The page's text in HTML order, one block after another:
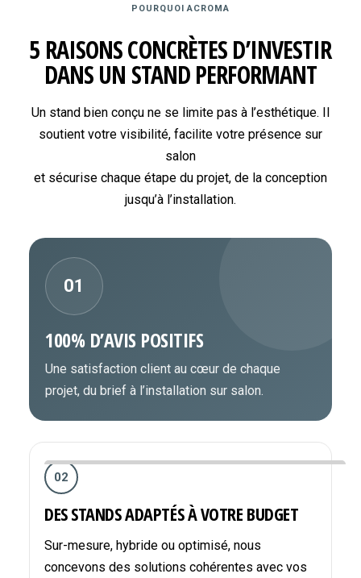
POURQUOI ACROMA
5 RAISONS CONCRÈTES D’INVESTIR
DANS UN STAND PERFORMANT
Un stand bien conçu ne se limite pas à l’esthétique. Il
soutient votre visibilité, facilite votre présence sur
salon
et sécurise chaque étape du projet, de la conception
jusqu’à l’installation.
01
100% D’AVIS POSITIFS
Une satisfaction client au cœur de chaque
projet, du brief à l’installation sur salon.
02
DES STANDS ADAPTÉS À VOTRE BUDGET
Sur-mesure, hybride ou optimisé, nous
concevons des solutions cohérentes avec vos